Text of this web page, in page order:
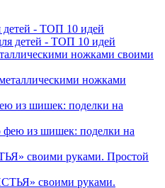
детей - ТОП 10 идей
ножками своими
из шишек: поделки на
своими руками. Простой